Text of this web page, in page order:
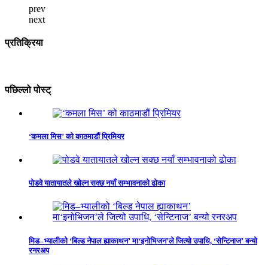
prev
next
प्रतिक्रिया
पछिल्लो पोस्ट्
‘कमला मिस’ को काठमाडौं प्रिमियर
पोडवे यातायातले खोल्न सक्छ नयाँ सम्भावनाको ढोका
मिड–भ्यालीको ‘बिल्ड नेपाल ह्याकाथन’ मा‘इनोभिजन’ले जित्यो उपाधि, ‘सेन्टिनाज’ बन्यो
रनरअप